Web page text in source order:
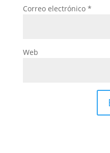
Correo electrónico *
Web